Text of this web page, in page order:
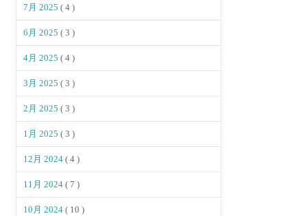
7月 2025( 4 )
6月 2025( 3 )
4月 2025( 4 )
3月 2025( 3 )
2月 2025( 3 )
1月 2025( 3 )
12月 2024( 4 )
11月 2024( 7 )
10月 2024( 10 )